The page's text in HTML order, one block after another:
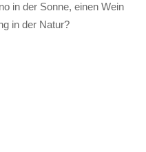
in der Sonne, einen Wein
in der Natur?